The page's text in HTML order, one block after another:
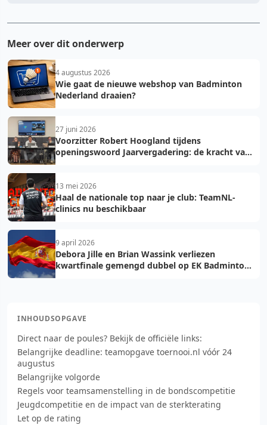
Meer over dit onderwerp
4 augustus 2026
Wie gaat de nieuwe webshop van Badminton
Nederland draaien?
27 juni 2026
Voorzitter Robert Hoogland tijdens
openingswoord Jaarvergadering: de kracht van
13 mei 2026
Haal de nationale top naar je club: TeamNL-
clinics nu beschikbaar
9 april 2026
Debora Jille en Brian Wassink verliezen
kwartfinale gemengd dubbel op EK Badminton
INHOUDSOPGAVE
Direct naar de poules? Bekijk de officiële links:
Belangrijke deadline: teamopgave toernooi.nl vóór 24
augustus
Belangrijke volgorde
Regels voor teamsamenstelling in de bondscompetitie
Jeugdcompetitie en de impact van de sterkterating
Let op de rating